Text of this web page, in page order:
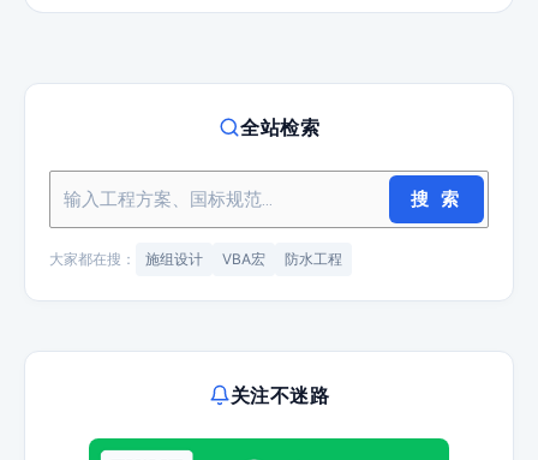
全站检索
搜 索
大家都在搜： 施组设计 VBA宏 防水工程
关注不迷路